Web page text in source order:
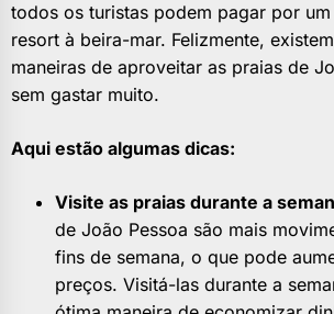
todos os turistas podem pagar por
resort à beira-mar. Felizmente,
maneiras de aproveitar as praias de
sem gastar muito.
Aqui estão algumas dicas:
Visite as praias durante a
de João Pessoa são mais
fins de semana, o que pode
preços. Visitá-las durante a